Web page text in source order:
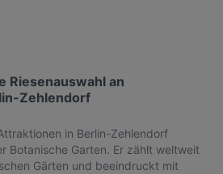
Riesenauswahl an
Zehlendorf
in Berlin-Zehlendorf
Botanische Garten. Er zählt weltweit
Gärten und beeindruckt mit